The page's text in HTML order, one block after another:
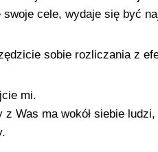
swoje cele, wydaje się być
sobie rozliczania z
mi.
z Was ma wokół siebie